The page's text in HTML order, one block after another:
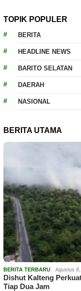
TOPIK POPULER
BERITA
HEADLINE NEWS
BARITO SELATAN
DAERAH
NASIONAL
BERITA UTAMA
BERITA TERBARU Agustus
Dishut Kalteng
Tiap Dua Jam